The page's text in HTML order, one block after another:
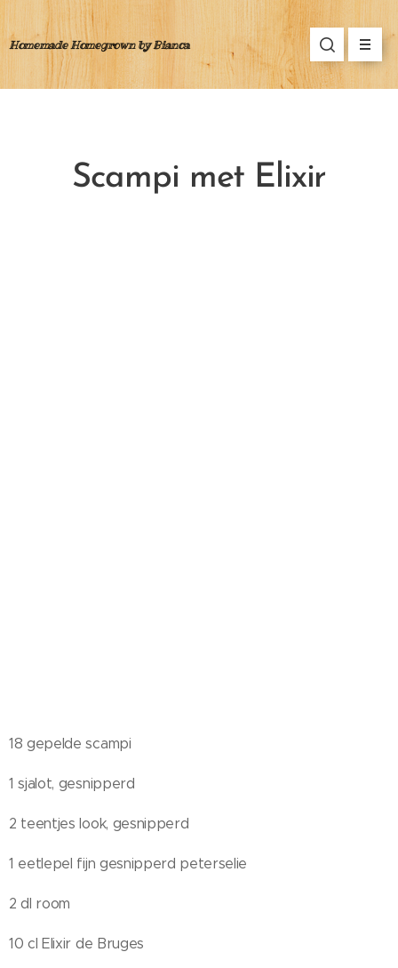
Homemade Homegrown by Bianca
Scampi met Elixir
18 gepelde scampi
1 sjalot, gesnipperd
2 teentjes look, gesnipperd
1 eetlepel fijn gesnipperd peterselie
2 dl room
10 cl Elixir de Bruges